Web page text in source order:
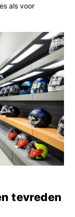
als voor
tevreden